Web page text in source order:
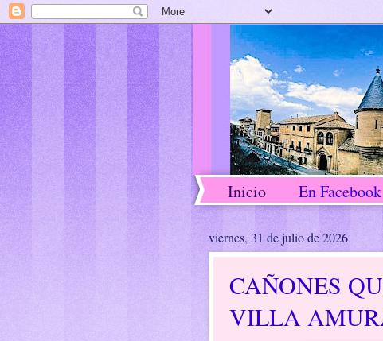
Inicio En Facebook
viernes, 31 de julio de 2026
CAÑONES
VILLA